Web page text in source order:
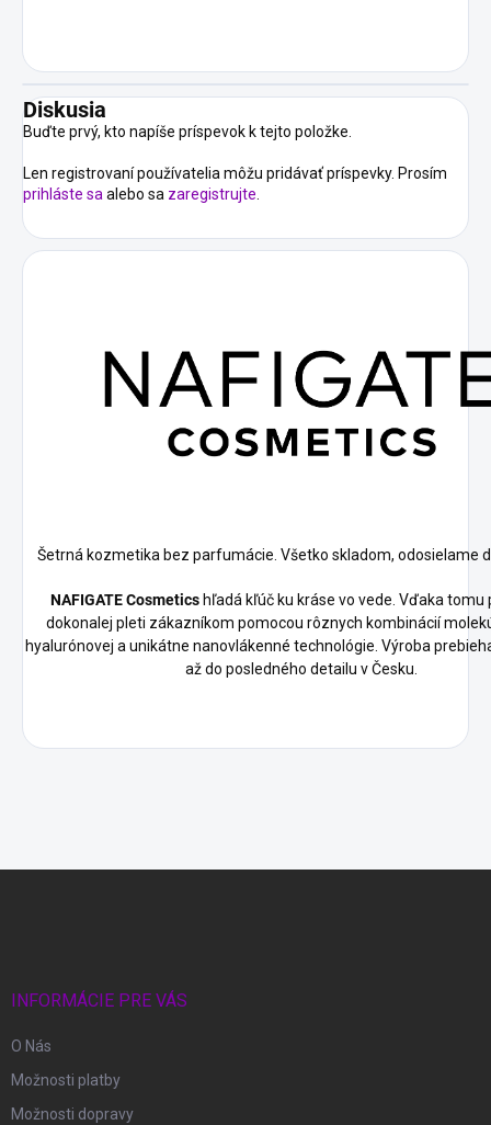
Diskusia
Buďte prvý, kto napíše príspevok k tejto položke.
Len registrovaní používatelia môžu pridávať príspevky. Prosím
prihláste saalebo sa zaregistrujte.
Šetrná kozmetika bez parfumácie. Všetko skladom, odosielame
NAFIGATE Cosmetics hľadá kľúč ku kráse vo vede. Vďaka tomu
dokonalej pleti zákazníkom pomocou rôznych kombinácií
hyalurónovej a unikátne nanovlákenné technológie. Výroba
až do posledného detailu v Česku.
INFORMÁCIE PRE VÁS
O Nás
Možnosti platby
Možnosti dopravy